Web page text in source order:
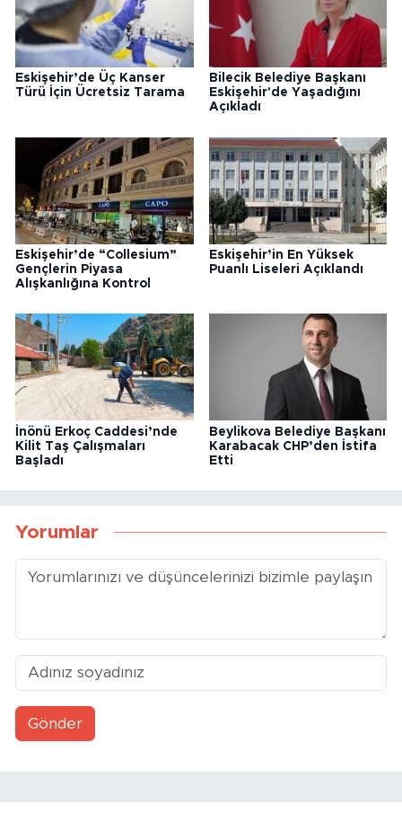
Eskişehir’de Üç Kanser
Türü İçin Ücretsiz Tarama
Bilecik Belediye Başkanı
Eskişehir'de Yaşadığını
Açıkladı
Eskişehir’de “Collesium”
Gençlerin Piyasa
Alışkanlığına Kontrol
Eskişehir’in En Yüksek
Puanlı Liseleri Açıklandı
İnönü Erkoç Caddesi’nde
Kilit Taş Çalışmaları
Başladı
Beylikova Belediye Başkanı
Karabacak CHP’den İstifa
Etti
Yorumlar
Gönder